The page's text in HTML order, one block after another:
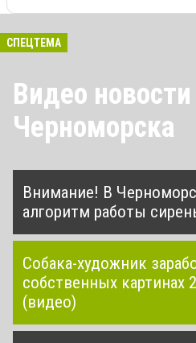
СПЕЦТЕМА
Видео новости
Черноморска
Внимание! В
алгоритм работы
Собака-художник
собственных картинах
(видео)